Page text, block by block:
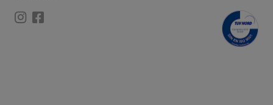
InstagramFacebook